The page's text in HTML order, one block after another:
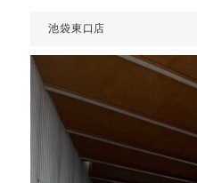
池袋東口店